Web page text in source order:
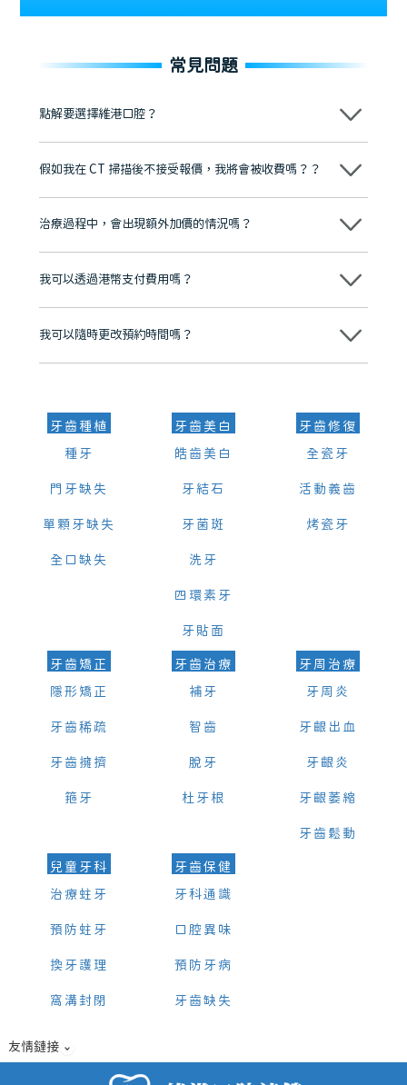
常見問題
點解要選擇維港口腔？
維港口腔踐行「醫道濟世」的大學校訓，各分院匯聚來自香港、內地的
牌」、「2025香港企業領袖品牌」，是諾貝爾種植系統全球放心植牙中
至今已服務超過三十個國家和地區的顧客，受到粵港澳大灣區及周邊城
市市民極高的口碑評價及信任推薦 珠海、深圳設有八大分院，香港亦設
有咨詢及服務保障中心，有任何問題都可以隨時預約免費咨詢，讓人十
假如我在 CT 掃描後不接受報價，我將會被收費嗎？？
不會！只要未開始實際服務之前，你不會被收取任何費用。
治療過程中，會出現額外加價的情況嗎？
不會，治療前我們會詳細說明治療方案及對應的價錢，顧客同意並簽字
我可以透過港幣支付費用嗎？
可以。維港口腔會按照當日匯率轉算收取費用，而匯率會及時告知客人
我可以隨時更改預約時間嗎？
可以，請盡早通過wechat或whatsapp聯絡我們，告知我們你原本預約
牙齒種植
種牙
門牙缺失
單顆牙缺失
全口缺失
牙齒美白
皓齒美白
牙結石
牙菌斑
洗牙
四環素牙
牙貼面
牙齒修復
全瓷牙
活動義齒
烤瓷牙
牙齒矯正
隱形矯正
牙齒稀疏
牙齒擁擠
箍牙
牙齒治療
補牙
智齒
脫牙
杜牙根
牙周治療
牙周炎
牙齦出血
牙齦炎
牙齦萎縮
牙齒鬆動
兒童牙科
治療蛀牙
預防蛀牙
換牙護理
窩溝封閉
牙齒保健
牙科通識
口腔異味
預防牙病
牙齒缺失
友情鏈接